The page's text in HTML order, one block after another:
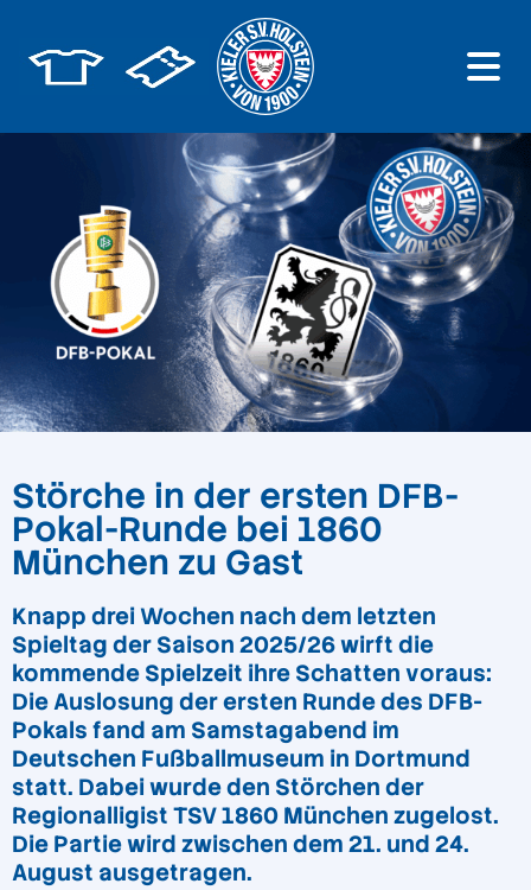
Störche in der ersten DFB-
Pokal-Runde bei 1860
München zu Gast
Knapp drei Wochen nach dem letzten
Spieltag der Saison 2025/26 wirft die
kommende Spielzeit ihre Schatten voraus:
Die Auslosung der ersten Runde des DFB-
Pokals fand am Samstagabend im
Deutschen Fußballmuseum in Dortmund
statt. Dabei wurde den Störchen der
Regionalligist TSV 1860 München zugelost.
Die Partie wird zwischen dem 21. und 24.
August ausgetragen.